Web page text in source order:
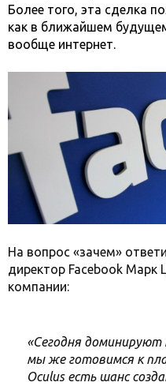
Более того, эта сделка
как в ближайшем
вообще интернет.
На вопрос «зачем»
директор Facebook Марк
компании:
«Сегодня
мы же готовимся к
Oculus есть шанс